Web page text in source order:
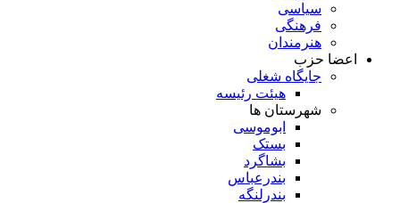
سیاسی
فرهنگی
هنرمندان
اعضا حزب
جایگاه شغلی
هیئت رئیسه
شهرستان ها
ابوموسی
بستک
بشاگرد
بندرعباس
بندرلنگه